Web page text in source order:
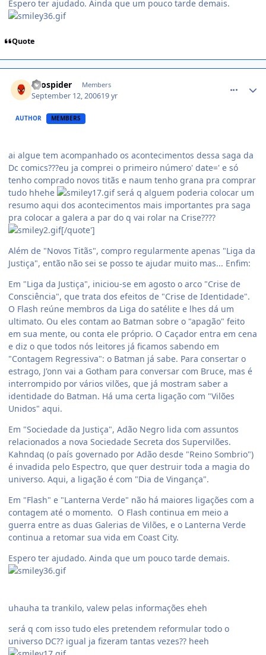
Espero ter ajudado. Ainda que um pouco tarde demais.
Quote
LEospider Members
September 12, 200619 yr
AUTHOR MEMBERS
ai algue tem acompanhado os acontecimentos dessa saga da
Dc comics???eu ja comprei o primeiro número' date=' e só
tenho comprado novos titãs e naum tenho grana pra comprar
tudo hhehe
será q alguem poderia colocar um
resumo aqui dos acontecimentos mais importantes pra saga
pra colocar a galera a par do q vai rolar na Crise????
[/quote']
Além de "Novos Titãs", compro regularmente apenas "Liga da
Justiça", então não sei se posso te ajudar muito mas... Enfim:
Em "Liga da Justiça", iniciou-se em agosto o arco "Crise de
Consciência", que trata dos efeitos de "Crise de Identidade".
O Flash reúne membros da Liga do satélite e lhes dá um
ultimato. Ou eles contam ao Batman sobre o "apagão" feito
em sua mente, ou conta ele próprio. O Caçador entra em cena
e diz o que todos nós leitores já ficamos sabendo em
"Contagem Regressiva": o Batman já sabe. Para consertar o
estrago, J'onn vai a Gotham para conversar com Bruce, mas é
interrompido por vários vilões, que já mostram saber a
identidade do Batman. Há uma certa ligação com "Vilões
Unidos" aqui.
Em "Sociedade da Justiça", Adão Negro lida com assuntos
relacionados a nova Sociedade Secreta dos Supervilões.
Kahndaq (o país governado por Adão desde "Reino Sombrio")
é invadida pelo Espectro, que quer destruir toda a magia do
universo. Aqui, a ligação é com "Dia de Vingança".
Em "Flash" e "Lanterna Verde" não há maiores ligações com a
contagem até o momento. O Flash continua em meio a
guerra entre as duas Galerias de Vilões, e o Lanterna Verde
continua a retomar sua vida em Coast City.
Espero ter ajudado. Ainda que um pouco tarde demais.
uhauha ta trankilo, valew pelas informações eheh
será q com isso tudo eles pretendem reformular todo o
universo DC?? igual ja fizeram tantas vezes?? heeh